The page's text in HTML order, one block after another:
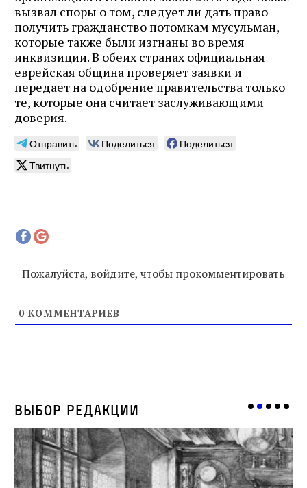
вызвал споры о том, следует ли дать право
получить гражданство потомкам мусульман,
которые также были изгнаны во время
инквизиции. В обеих странах официальная
еврейская община проверяет заявки и
передает на одобрение правительства только
те, которые она считает заслуживающими
доверия.
Отправить Поделиться
Поделиться
Твитнуть
Пожалуйста, войдите, чтобы прокомментировать
0 КОММЕНТАРИЕВ
Выбор редакции